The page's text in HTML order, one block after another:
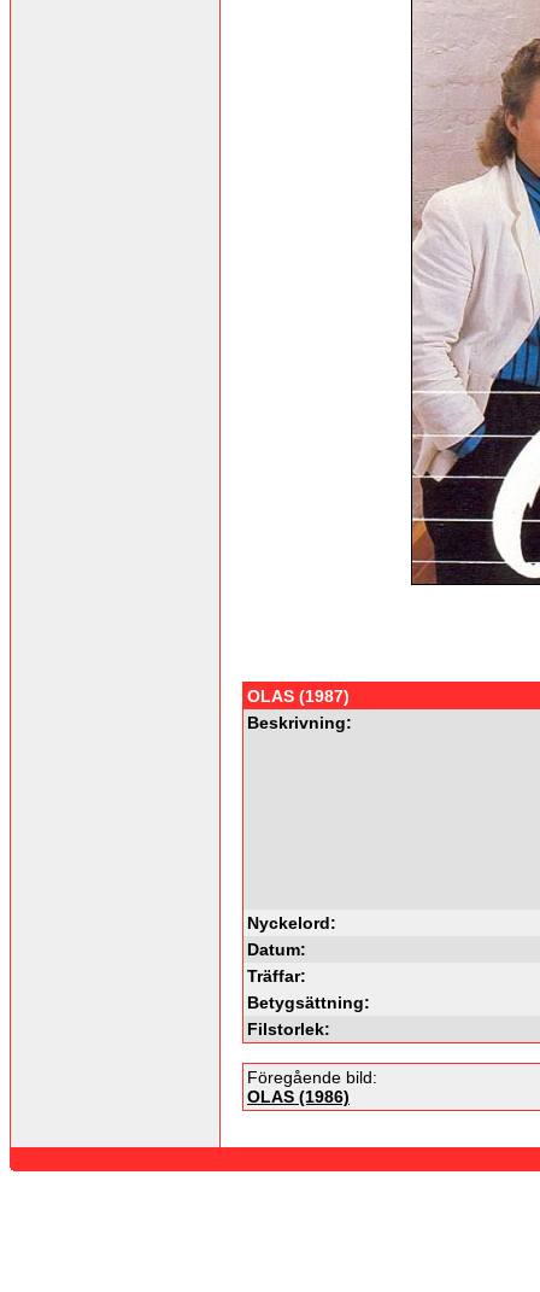
OLAS (1987)
Beskrivning:
Nyckelord:
Datum:
Träffar:
Betygsättning:
Filstorlek:
Föregående bild:
OLAS (1986)